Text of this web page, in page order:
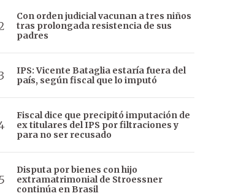
Con orden judicial vacunan a tres niños
tras prolongada resistencia de sus
padres
IPS: Vicente Bataglia estaría fuera del
país, según fiscal que lo imputó
Fiscal dice que precipitó imputación de
ex titulares del IPS por filtraciones y
para no ser recusado
Disputa por bienes con hijo
extramatrimonial de Stroessner
continúa en Brasil